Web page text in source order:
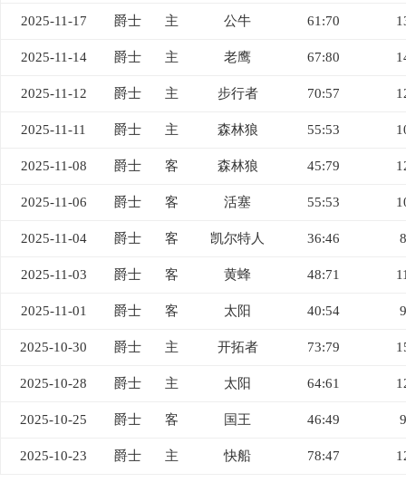
2025-11-17 爵士 主 公牛 61:70
2025-11-14 爵士 主 老鹰 67:80
2025-11-12 爵士 主 步行者 70:57
2025-11-11 爵士 主 森林狼 55:53
2025-11-08 爵士 客 森林狼 45:79
2025-11-06 爵士 客 活塞 55:53
2025-11-04 爵士 客 凯尔特人 36:46
2025-11-03 爵士 客 黄蜂 48:71
2025-11-01 爵士 客 太阳 40:54
2025-10-30 爵士 主 开拓者 73:79
2025-10-28 爵士 主 太阳 64:61
2025-10-25 爵士 客 国王 46:49
2025-10-23 爵士 主 快船 78:47